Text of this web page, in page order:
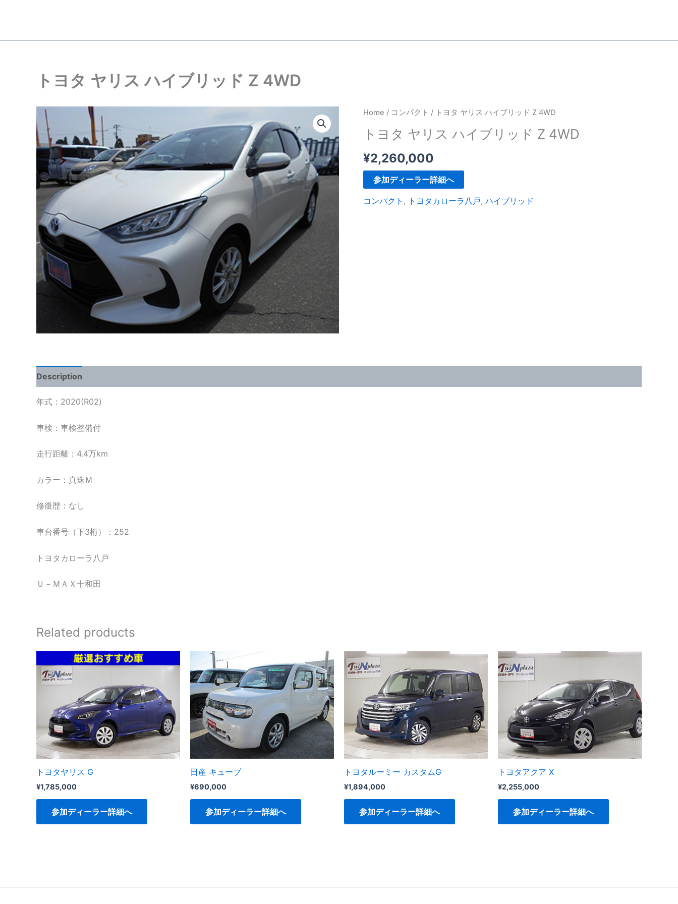
トヨタ ヤリス ハイブリッド Z 4WD
Home / コンパクト / トヨタ ヤリス ハイブリッド Z 4WD
トヨタ ヤリス ハイブリッド Z 4WD
¥2,260,000
参加ディーラー詳細へ
コンパクト , トヨタカローラ八戸, ハイブリッド
Description
年式：2020(R02)
車検：車検整備付
走行距離：4.4万km
カラー：真珠Ｍ
修復歴：なし
車台番号（下3桁）：252
トヨタカローラ八戸
Ｕ－ＭＡＸ十和田
Related products
トヨタヤリス G
¥1,785,000
参加ディーラー詳細へ
日産 キューブ
¥690,000
参加ディーラー詳細へ
トヨタルーミー カスタムG
¥1,894,000
参加ディーラー詳細へ
トヨタアクア X
¥2,255,000
参加ディーラー詳細へ